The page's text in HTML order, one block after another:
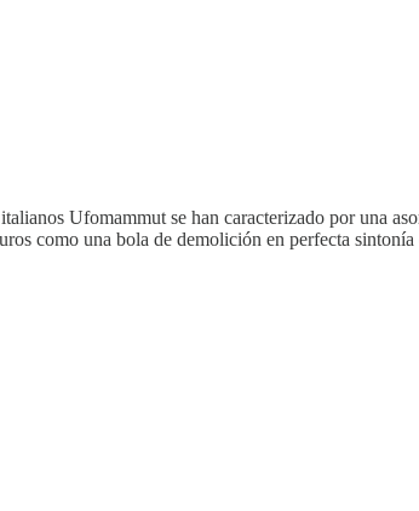
Ufomammut se han caracterizado por una
como una bola de demolición en perfecta